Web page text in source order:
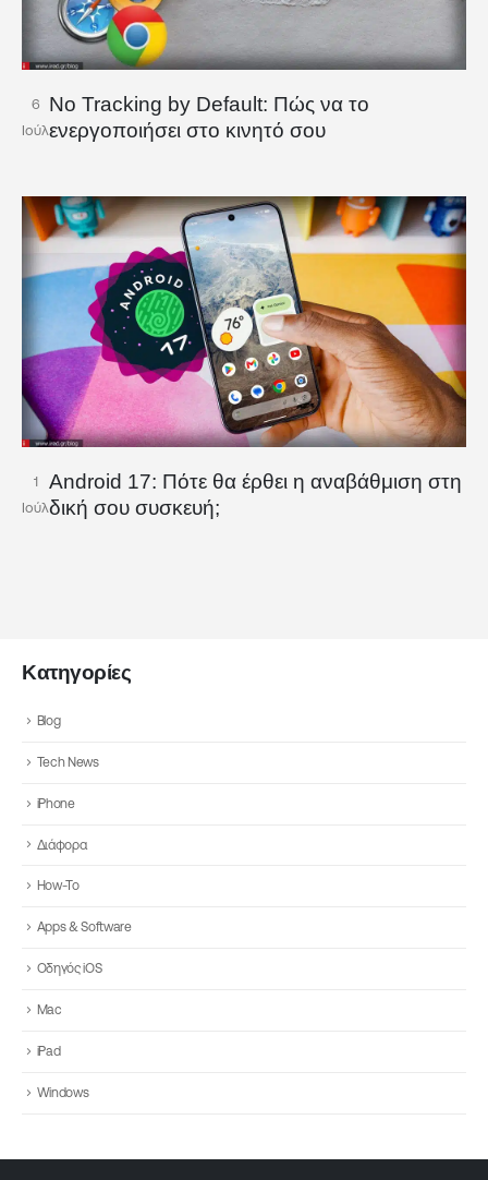
6
Ιούλ
No Tracking by Default: Πώς να το
ενεργοποιήσει στο κινητό σου
1
Ιούλ
Android 17: Πότε θα έρθει η αναβάθμιση στη
δική σου συσκευή;
Κατηγορίες
Blog
Tech News
iPhone
Διάφορα
How-To
Apps & Software
Οδηγός iOS
Mac
iPad
Windows